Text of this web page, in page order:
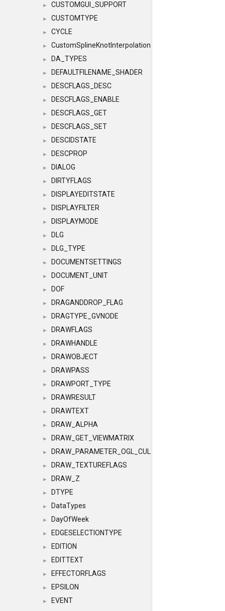
► CUSTOMGUI_SUPPORT
► CUSTOMTYPE
► CYCLE
► CustomSplineKnotInterpolation
► DA_TYPES
► DEFAULTFILENAME_SHADER
► DESCFLAGS_DESC
► DESCFLAGS_ENABLE
► DESCFLAGS_GET
► DESCFLAGS_SET
► DESCIDSTATE
► DESCPROP
► DIALOG
► DIRTYFLAGS
► DISPLAYEDITSTATE
► DISPLAYFILTER
► DISPLAYMODE
► DLG
► DLG_TYPE
► DOCUMENTSETTINGS
► DOCUMENT_UNIT
► DOF
► DRAGANDDROP_FLAG
► DRAGTYPE_GVNODE
► DRAWFLAGS
► DRAWHANDLE
► DRAWOBJECT
► DRAWPASS
► DRAWPORT_TYPE
► DRAWRESULT
► DRAWTEXT
► DRAW_ALPHA
► DRAW_GET_VIEWMATRIX
► DRAW_PARAMETER_OGL_CULLING
► DRAW_TEXTUREFLAGS
► DRAW_Z
► DTYPE
► DataTypes
► DayOfWeek
► EDGESELECTIONTYPE
► EDITION
► EDITTEXT
► EFFECTORFLAGS
► EPSILON
►
EVENT